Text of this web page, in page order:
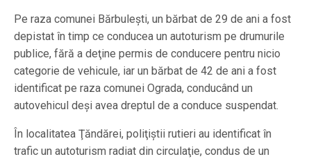
Pe raza comunei Bărbuleşti, un bărbat de 29 de ani a fost
depistat în timp ce conducea un autoturism pe drumurile
publice, fără a deţine permis de conducere pentru nicio
categorie de vehicule, iar un bărbat de 42 de ani a fost
identificat pe raza comunei Ograda, conducând un
autovehicul deşi avea dreptul de a conduce suspendat.
În localitatea Ţăndărei, poliţiştii rutieri au identificat în
trafic un autoturism radiat din circulaţie, condus de un